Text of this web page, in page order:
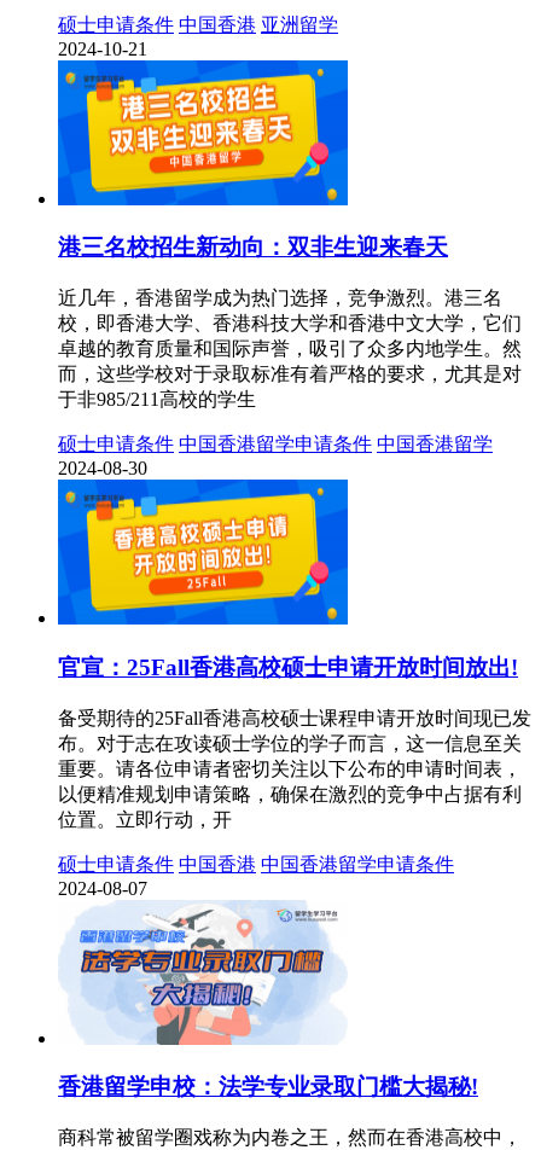
硕士申请条件 中国香港 亚洲留学
2024-10-21
港三名校招生新动向：双非生迎来春天
近几年，香港留学成为热门选择，竞争激烈。港三名
校，即香港大学、香港科技大学和香港中文大学，它们
卓越的教育质量和国际声誉，吸引了众多内地学生。然
而，这些学校对于录取标准有着严格的要求，尤其是对
于非985/211高校的学生
硕士申请条件 中国香港留学申请条件 中国香港留学
2024-08-30
官宣：25Fall香港高校硕士申请开放时间放出!
备受期待的25Fall香港高校硕士课程申请开放时间现已发
布。对于志在攻读硕士学位的学子而言，这一信息至关
重要。请各位申请者密切关注以下公布的申请时间表，
以便精准规划申请策略，确保在激烈的竞争中占据有利
位置。立即行动，开
硕士申请条件 中国香港 中国香港留学申请条件
2024-08-07
香港留学申校：法学专业录取门槛大揭秘!
商科常被留学圈戏称为内卷之王，然而在香港高校中，